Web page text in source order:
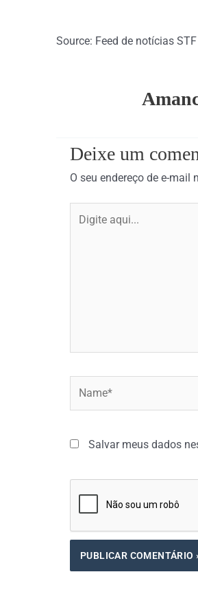
Source: Feed de notícias STF
Deixe um
O seu endereço de e-mail
aqui...
Salvar meus dados